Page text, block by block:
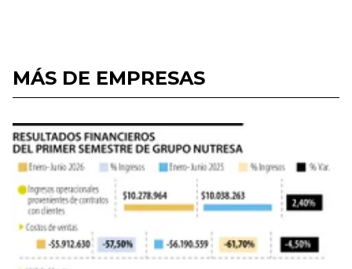
MÁS DE EMPRESAS